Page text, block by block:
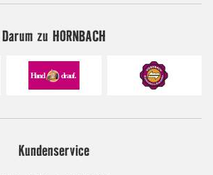
Darum zu HORNBACH
Kundenservice